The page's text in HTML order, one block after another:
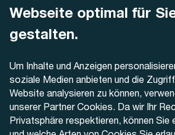
Webseite optimal für
gestalten.
Um Inhalte und Anzeigen
soziale Medien anbieten und die
Website analysieren zu können,
unserer Partner Cookies. Da wir Ihr
Privatsphäre respektieren, können Sie
Dornacherstrasse 48
4500 Solothurn
+41 32 622 37 22
Kontaktformular